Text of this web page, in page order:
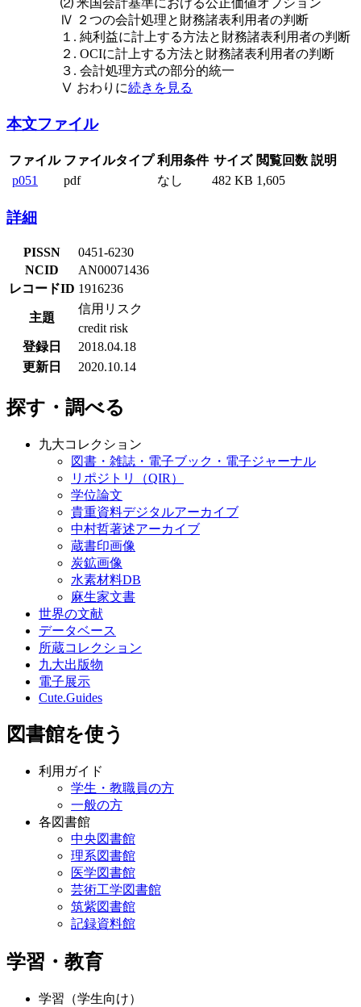
Ⅳ ２つの会計処理と財務諸表利用者の判断
１. 純利益に計上する方法と財務諸表利用者の判断
２. OCIに計上する方法と財務諸表利用者の判断
３. 会計処理方式の部分的統一
Ⅴ おわりに続きを見る
本文ファイル
ファイル ファイルタイプ 利用条件 サイズ 閲覧回数 説明
p051
pdf なし 482 KB 1,605
詳細
PISSN
0451-6230
NCID
AN00071436
レコードID 1916236
主題
信用リスク
credit risk
登録日
2018.04.18
更新日
2020.10.14
探す・調べる
九大コレクション
図書・雑誌・電子ブック・電子ジャーナル
リポジトリ（QIR）
学位論文
貴重資料デジタルアーカイブ
中村哲著述アーカイブ
蔵書印画像
炭鉱画像
水素材料DB
麻生家文書
世界の文献
データベース
所蔵コレクション
九大出版物
電子展示
Cute.Guides
図書館を使う
利用ガイド
学生・教職員の方
一般の方
各図書館
中央図書館
理系図書館
医学図書館
芸術工学図書館
筑紫図書館
記録資料館
学習・教育
学習（学生向け）